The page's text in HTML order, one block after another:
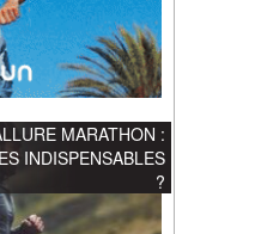
MARATHON :
INDISPENSABLES
?